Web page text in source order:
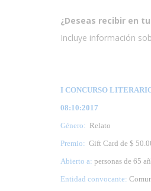
¿Deseas recibir en
Incluye información
I CONCURSO
08:10:2017
Género: Relato
Premio: Gift Card de $
Abierto a: personas de 65
Entidad convocante: